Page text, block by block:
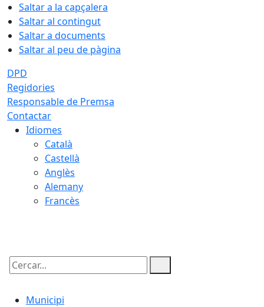
Saltar a la capçalera
Saltar al contingut
Saltar a documents
Saltar al peu de pàgina
DPD
Regidories
Responsable de Premsa
Contactar
Idiomes
Català
Castellà
Anglès
Alemany
Francès
Cercar:
Municipi